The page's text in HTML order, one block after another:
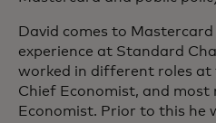
David comes to
experience at Standard
worked in different roles at
Chief Economist, and most
Economist. Prior to this he